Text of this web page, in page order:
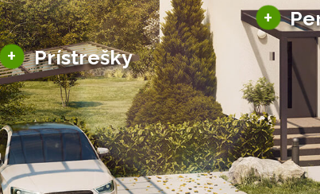
+
Altány a
Solárne
+ Prístrešky
Hliníkové prístrešky
Solárne prístrešky pre auto